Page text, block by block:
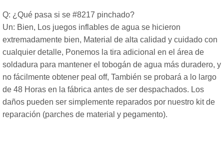
Q: ¿Qué pasa si se #8217 pinchado?
Un: Bien, Los juegos inflables de agua se hicieron
extremadamente bien, Material de alta calidad y cuidado con
cualquier detalle, Ponemos la tira adicional en el área de
soldadura para mantener el tobogán de agua más duradero, y
no fácilmente obtener peal off, También se probará a lo largo
de 48 Horas en la fábrica antes de ser despachados. Los
daños pueden ser simplemente reparados por nuestro kit de
reparación (parches de material y pegamento).